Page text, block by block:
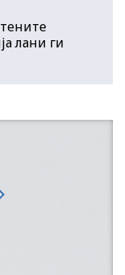
лани ги